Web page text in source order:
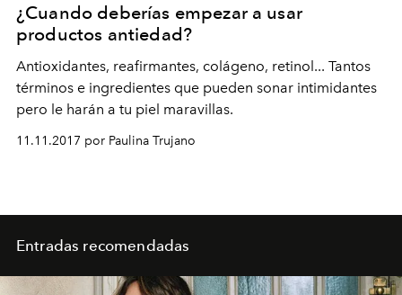
¿Cuando deberías empezar a usar
productos antiedad?
Antioxidantes, reafirmantes, colágeno, retinol... Tantos
términos e ingredientes que pueden sonar intimidantes
pero le harán a tu piel maravillas.
11.11.2017 por Paulina Trujano
Entradas recomendadas